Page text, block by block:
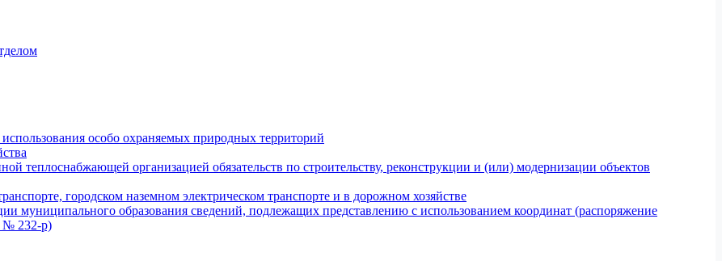
особо охраняемых природных территорий
теплоснабжающей организацией обязательств по строительству, реконструкции и (или) модернизации объектов
городском наземном электрическом транспорте и в дорожном хозяйстве
муниципального образования сведений, подлежащих представлению с использованием координат (распоряжение
№ 232-р)